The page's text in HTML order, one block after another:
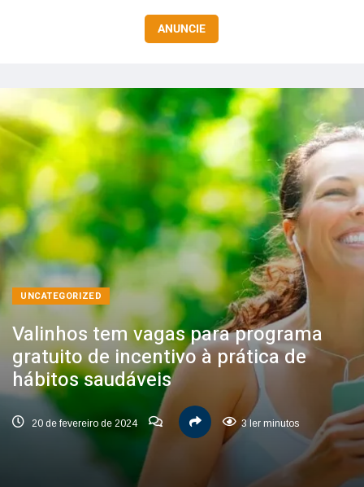
ANUNCIE
UNCATEGORIZED
Valinhos tem vagas para programa
gratuito de incentivo à prática de
hábitos saudáveis
20 de fevereiro de 2024 3 ler minutos